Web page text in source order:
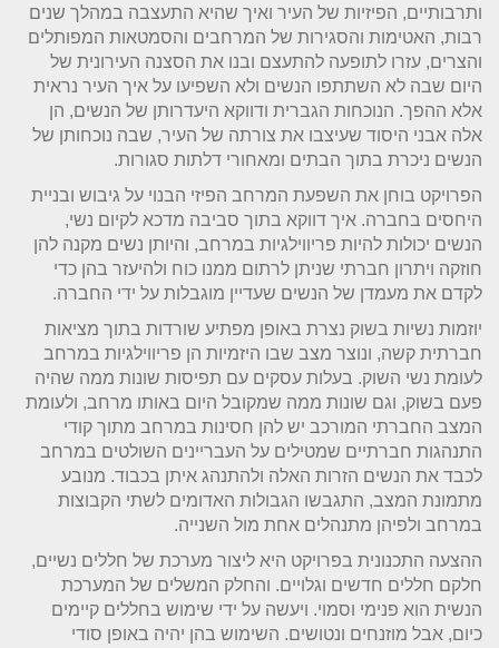
ותרבותיים, הפיזיות של העיר ואיך שהיא התעצבה במהלך שנים
רבות, האטימות והסגירות של המרחבים והסמטאות המפותלים
והצרים, עזרו לתופעה להתעצם ובנו את הסצנה העירונית של
היום שבה לא השתתפו הנשים ולא השפיעו על איך העיר נראית
אלא ההפך. הנוכחות הגברית ודווקא היעדרותן של הנשים, הן
אלה אבני היסוד שעיצבו את צורתה של העיר, שבה נוכחותן של
הנשים ניכרת בתוך הבתים ומאחורי דלתות סגורות.
הפרויקט בוחן את השפעת המרחב הפיזי הבנוי על גיבוש ובניית
היחסים בחברה. איך דווקא בתוך סביבה מדכא לקיום נשי,
הנשים יכולות להיות פריווילגיות במרחב, והיותן נשים מקנה להן
חוזקה ויתרון חברתי שניתן לרתום ממנו כוח ולהיעזר בהן כדי
לקדם את מעמדן של הנשים שעדיין מוגבלות על ידי החברה.
יוזמות נשיות בשוק נצרת באופן מפתיע שורדות בתוך מציאות
חברתית קשה, ונוצר מצב שבו היזמיות הן פריווילגיות במרחב
לעומת נשי השוק. בעלות עסקים עם תפיסות שונות ממה שהיה
פעם בשוק, וגם שונות ממה שמקובל היום באותו מרחב, ולעומת
המצב החברתי המורכב יש להן חסינות במרחב מתוך קודי
התנהגות חברתיים שמטילים על העבריינים השולטים במרחב
לכבד את הנשים הזרות האלה ולהתנהג איתן בכבוד. מנובע
מתמונת המצב, התגבשו הגבולות האדומים לשתי הקבוצות
במרחב ולפיהן מתנהלים אחת מול השנייה.
ההצעה התכנונית בפרויקט היא ליצור מערכת של חללים נשיים,
חלקם חללים חדשים וגלויים. והחלק המשלים של המערכת
הנשית הוא פנימי וסמוי. ויעשה על ידי שימוש בחללים קיימים
כיום, אבל מוזנחים ונטושים. השימוש בהן יהיה באופן סודי